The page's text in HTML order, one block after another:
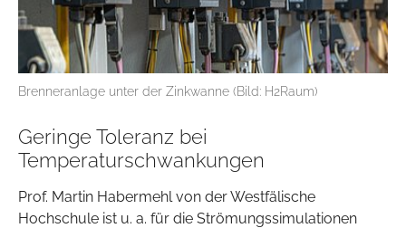
Brenneranlage unter der Zinkwanne (Bild: H2Raum)
Geringe Toleranz bei
Temperaturschwankungen
Prof. Martin Habermehl von der Westfälische
Hochschule ist u. a. für die Strömungssimulationen